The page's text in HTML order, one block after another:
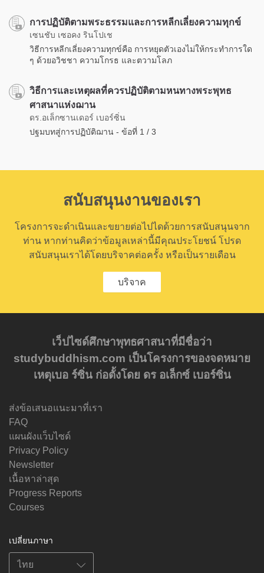
การปฏิบัติตามพระธรรมและการหลีกเลี่ยงความทุกข์
เซนชับ เซอคง รินโปเช
วิธีการหลีกเลี่ยงความทุกข์คือ การหยุดตัวเองไม่ให้กระทำการใด
ๆ ด้วยอวิชชา ความโกรธ และตวามโลภ
วิธีการและเหตุผลที่ควรปฏิบัติตามหนทางพระพุทธ
ศาสนาแห่งฌาน
ดร.อเล็กซานเดอร์ เบอร์ซิ่น
ปฐมบทสู่การปฏิบัติฌาน - ข้อที่ 1 / 3
สนับสนุนงานของเรา
โครงการจะดำเนินและขยายต่อไปไดด้วยการสนับสนุนจาก
ท่าน หากท่านคิดว่าข้อมูลเหล่านี้มีคุณประโยชน์ โปรด
สนับสนุนเราได้โดยบริจาคต่อครั้ง หรือเป็นรายเดือน
บริจาค
เว็ปไซด์ศึกษาพุทธศาสนาที่มีชื่อว่า
studybuddhism.com เป็นโครงการของจดหมาย
เหตุเบอ ร์ซิ่น ก่อตั้งโดย ดร อเล็กซ์ เบอร์ซิ่น
ส่งข้อเสนอแนะมาที่เรา
FAQ
แผนผังแว็บไซด์
Privacy Policy
Newsletter
เนื้อหาล่าสุด
Progress Reports
Courses
เปลี่ยนภาษา